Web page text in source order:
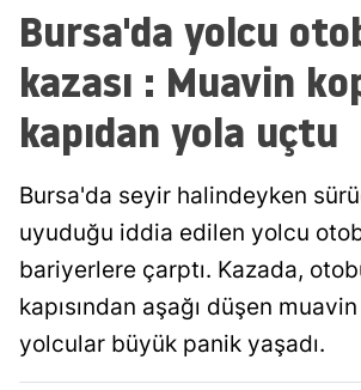
Bursa'da yolcu
kazası : Muavin
kapıdan yola uçtu
Bursa'da seyir halindeyken
uyuduğu iddia edilen yolcu
bariyerlere çarptı. Kazada,
kapısından aşağı düşen
yolcular büyük panik yaşadı.